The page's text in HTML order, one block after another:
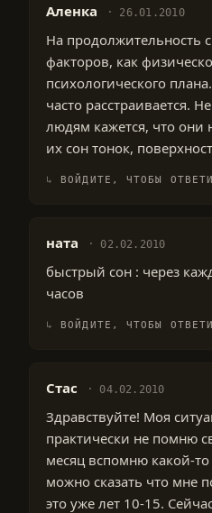
Аленка 26.01.2010
На продолжительность
факторов, как
психологического
часто расстраивается.
людям кажется, что они
их сон тонок,
ВОЙДИТЕ, ЧТОБЫ
ната 02.02.2010
быстрый сон : через
часов
ВОЙДИТЕ, ЧТОБЫ
Стас 04.02.2010
Здравствуйте! Моя
практически не помню
месяц вспомню какой-
можно сказать что мне
это уже лет 10-15.